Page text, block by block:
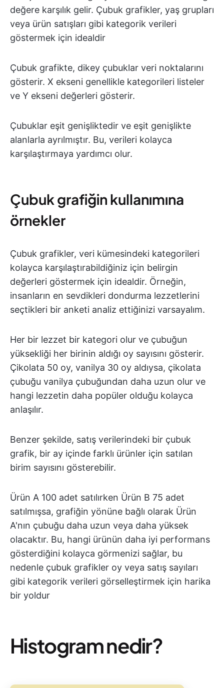
değere karşılık gelir. Çubuk grafikler, yaş grupları
veya ürün satışları gibi kategorik verileri
göstermek için idealdir
Çubuk grafikte, dikey çubuklar veri noktalarını
gösterir. X ekseni genellikle kategorileri listeler
ve Y ekseni değerleri gösterir.
Çubuklar eşit genişliktedir ve eşit genişlikte
alanlarla ayrılmıştır. Bu, verileri kolayca
karşılaştırmaya yardımcı olur.
Çubuk grafiğin kullanımına
örnekler
Çubuk grafikler, veri kümesindeki kategorileri
kolayca karşılaştırabildiğiniz için belirgin
değerleri göstermek için idealdir. Örneğin,
insanların en sevdikleri dondurma lezzetlerini
seçtikleri bir anketi analiz ettiğinizi varsayalım.
Her bir lezzet bir kategori olur ve çubuğun
yüksekliği her birinin aldığı oy sayısını gösterir.
Çikolata 50 oy, vanilya 30 oy aldıysa, çikolata
çubuğu vanilya çubuğundan daha uzun olur ve
hangi lezzetin daha popüler olduğu kolayca
anlaşılır.
Benzer şekilde, satış verilerindeki bir çubuk
grafik, bir ay içinde farklı ürünler için satılan
birim sayısını gösterebilir.
Ürün A 100 adet satılırken Ürün B 75 adet
satılmışsa, grafiğin yönüne bağlı olarak Ürün
A'nın çubuğu daha uzun veya daha yüksek
olacaktır. Bu, hangi ürünün daha iyi performans
gösterdiğini kolayca görmenizi sağlar, bu
nedenle çubuk grafikler oy veya satış sayıları
gibi kategorik verileri görselleştirmek için harika
bir yoldur
Histogram nedir?